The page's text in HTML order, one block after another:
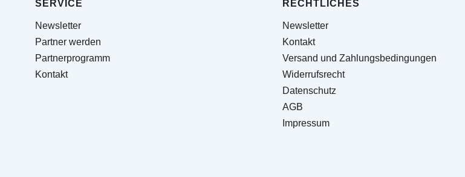
SERVICE
Newsletter
Partner werden
Partnerprogramm
Kontakt
RECHTLICHES
Newsletter
Kontakt
Versand und Zahlungsbedingungen
Widerrufsrecht
Datenschutz
AGB
Impressum